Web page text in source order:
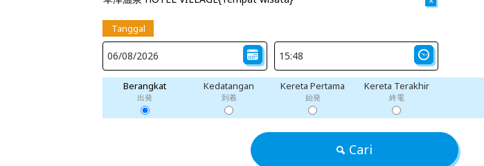
Tanggal
Berangkat
出発
Kedatangan
到着
Kereta Pertama
始発
Kereta Terakhir
終電
Cari